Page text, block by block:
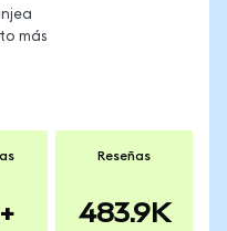
más
Reseñas
483.9K